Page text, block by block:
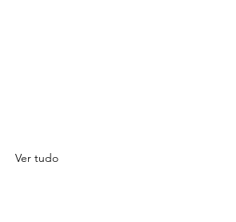
Ver tudo